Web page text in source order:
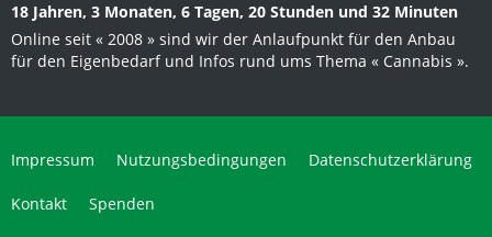
18 Jahren, 3 Monaten, 6 Tagen, 20 Stunden und 32 Minuten
Online seit « 2008 » sind wir der Anlaufpunkt für den Anbau
für den Eigenbedarf und Infos rund ums Thema « Cannabis ».
Impressum Nutzungsbedingungen Datenschutzerklärung
Kontakt Spenden